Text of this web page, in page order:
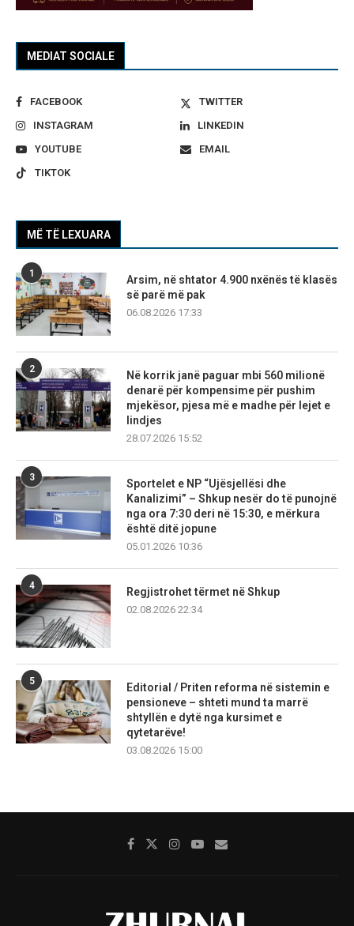
MEDIAT SOCIALE
FACEBOOK
TWITTER
INSTAGRAM
LINKEDIN
YOUTUBE
EMAIL
TIKTOK
MË TË LEXUARA
1
Arsim, në shtator 4.900 nxënës të klasës
së parë më pak
06.08.2026 17:33
2
Në korrik janë paguar mbi 560 milionë
denarë për kompensime për pushim
mjekësor, pjesa më e madhe për lejet e
lindjes
28.07.2026 15:52
3
Sportelet e NP “Ujësjellësi dhe
Kanalizimi” – Shkup nesër do të punojnë
nga ora 7:30 deri në 15:30, e mërkura
është ditë jopune
05.01.2026 10:36
4
Regjistrohet tërmet në Shkup
02.08.2026 22:34
5
Editorial / Priten reforma në sistemin e
pensioneve – shteti mund ta marrë
shtyllën e dytë nga kursimet e
qytetarëve!
03.08.2026 15:00